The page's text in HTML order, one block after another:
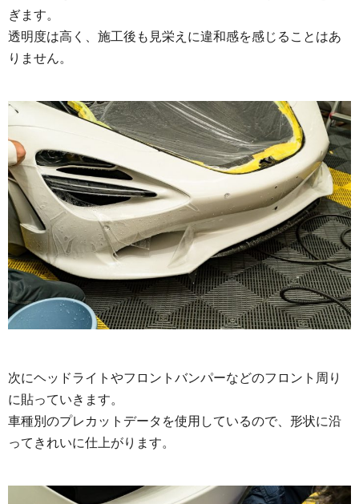
ぎます。
透明度は高く、施工後も見栄えに違和感を感じることはあ
りません。
次にヘッドライトやフロントバンパーなどのフロント周り
に貼っていきます。
車種別のプレカットデータを使用しているので、形状に沿
ってきれいに仕上がります。